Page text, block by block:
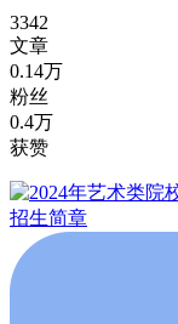
3342
文章
0.14万
粉丝
0.4万
获赞
招生简章